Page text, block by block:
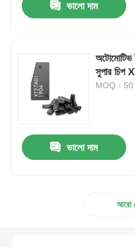
ভালো দাম
অটোমোটিভ
সুপার চিপ
MOQ：50
ভালো দাম
আরো